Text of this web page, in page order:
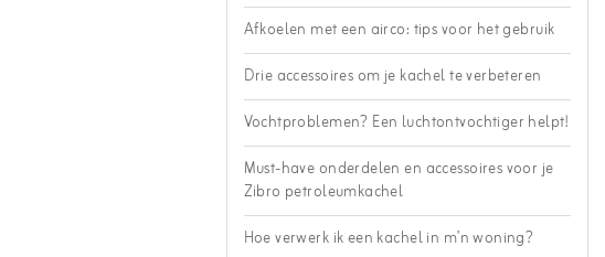
Afkoelen met een airco: tips voor het gebruik
Drie accessoires om je kachel te verbeteren
Vochtproblemen? Een luchtontvochtiger helpt!
Must-have onderdelen en accessoires voor je
Zibro petroleumkachel
Hoe verwerk ik een kachel in m’n woning?